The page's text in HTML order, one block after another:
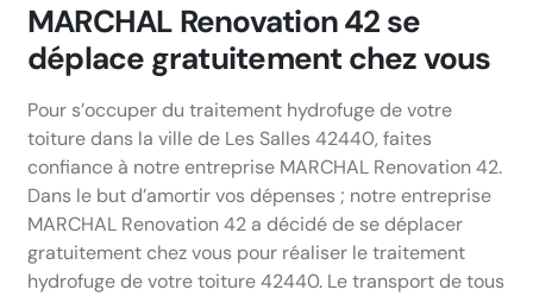
MARCHAL Renovation 42 se
déplace gratuitement chez vous
Pour s’occuper du traitement hydrofuge de votre
toiture dans la ville de Les Salles 42440, faites
confiance à notre entreprise MARCHAL Renovation 42.
Dans le but d’amortir vos dépenses ; notre entreprise
MARCHAL Renovation 42 a décidé de se déplacer
gratuitement chez vous pour réaliser le traitement
hydrofuge de votre toiture 42440. Le transport de tous